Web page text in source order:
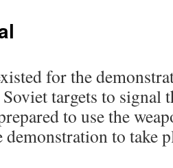
for the
targets to signal
to use the
demonstration to take